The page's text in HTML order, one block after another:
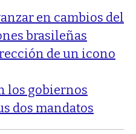
en cambios del
brasileñas
de un icono
los gobiernos
dos mandatos